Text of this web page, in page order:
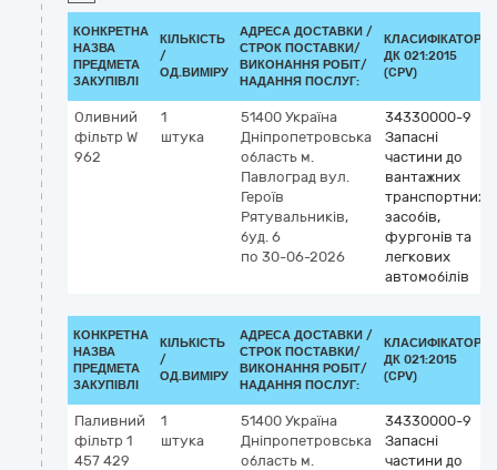
КОНКРЕТНА
НАЗВА
ПРЕДМЕТА
ЗАКУПІВЛІ
КІЛЬКІСТЬ
/
ОД.ВИМІРУ
АДРЕСА ДОСТАВКИ /
СТРОК ПОСТАВКИ/
ВИКОНАННЯ РОБІТ/
НАДАННЯ ПОСЛУГ:
КЛАСИФІКАТОР
ДК 021:2015
(CPV)
Оливний
фільтр W
962
1
штука
51400 Україна
Дніпропетровська
область м.
Павлоград вул.
Героїв
Рятувальників,
буд. 6
по 30-06-2026
34330000-9
Запасні
частини до
вантажних
транспортних
засобів,
фургонів та
легкових
автомобілів
КОНКРЕТНА
НАЗВА
ПРЕДМЕТА
ЗАКУПІВЛІ
КІЛЬКІСТЬ
/
ОД.ВИМІРУ
АДРЕСА ДОСТАВКИ /
СТРОК ПОСТАВКИ/
ВИКОНАННЯ РОБІТ/
НАДАННЯ ПОСЛУГ:
КЛАСИФІКАТОР
ДК 021:2015
(CPV)
Паливний
фільтр 1
457 429
1
штука
51400 Україна
Дніпропетровська
область м.
34330000-9
Запасні
частини до